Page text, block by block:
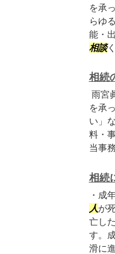
を承
らゆ
能・
相談
相続
雨宮
を承
い」
料・
当事
相続
・成
人が
亡し
す。
滑に